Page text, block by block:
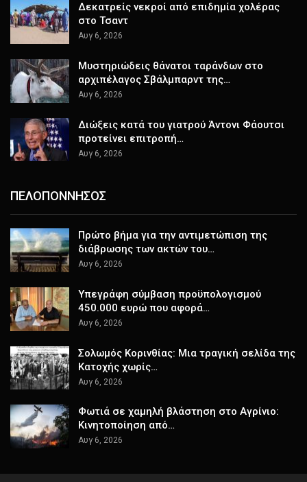
Δεκατρείς νεκροί από επιδημία χολέρας
στο Τσαντ
Αυγ 6, 2026
Μυστηριώδεις θάνατοι ταράνδων στο
αρχιπέλαγος Σβάλμπαρντ της…
Αυγ 6, 2026
Διώξεις κατά του γιατρού Άντονι Φάουτσι
προτείνει επιτροπή…
Αυγ 6, 2026
ΠΕΛΟΠΟΝΝΗΣΟΣ
Πρώτο βήμα για την αντιμετώπιση της
διάβρωσης των ακτών του…
Αυγ 6, 2026
Υπεγράφη σύμβαση προϋπολογισμού
450.000 ευρώ που αφορά…
Αυγ 6, 2026
Σολωμός Κορινθίας: Μια τραγική σελίδα της
Κατοχής χωρίς…
Αυγ 6, 2026
Φωτιά σε χαμηλή βλάστηση στο Αγρίνιο:
Κινητοποίηση από…
Αυγ 6, 2026